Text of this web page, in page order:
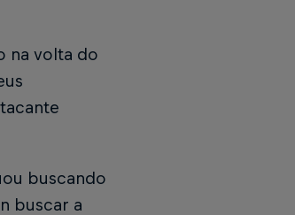
na volta do
buscando
buscar a